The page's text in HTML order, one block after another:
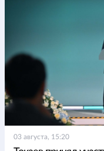
03 августа, 15:20